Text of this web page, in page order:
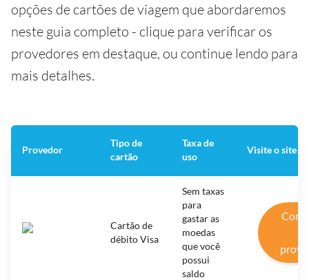
opções de cartões de viagem que abordaremos
neste guia completo - clique para verificar os
provedores em destaque, ou continue lendo para
mais detalhes.
Provedor
Tipo de
cartão
Taxa de
uso
Visite o site
Cartão de
débito Visa
Sem taxas
para
gastar as
moedas
que você
possui
saldo